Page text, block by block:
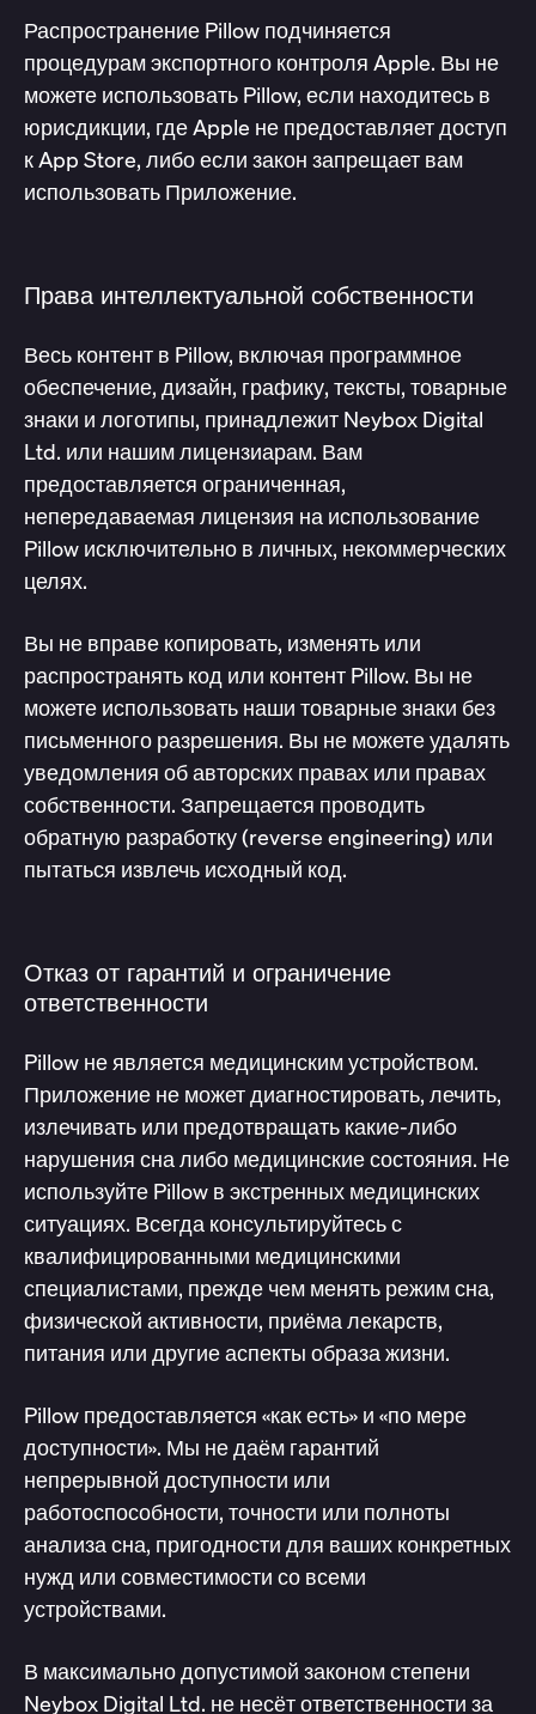
Распространение Pillow подчиняется
процедурам экспортного контроля Apple. Вы не
можете использовать Pillow, если находитесь в
юрисдикции, где Apple не предоставляет доступ
к App Store, либо если закон запрещает вам
использовать Приложение.
Права интеллектуальной собственности
Весь контент в Pillow, включая программное
обеспечение, дизайн, графику, тексты, товарные
знаки и логотипы, принадлежит Neybox Digital
Ltd. или нашим лицензиарам. Вам
предоставляется ограниченная,
непередаваемая лицензия на использование
Pillow исключительно в личных, некоммерческих
целях.
Вы не вправе копировать, изменять или
распространять код или контент Pillow. Вы не
можете использовать наши товарные знаки без
письменного разрешения. Вы не можете удалять
уведомления об авторских правах или правах
собственности. Запрещается проводить
обратную разработку (reverse engineering) или
пытаться извлечь исходный код.
Отказ от гарантий и ограничение
ответственности
Pillow не является медицинским устройством.
Приложение не может диагностировать, лечить,
излечивать или предотвращать какие-либо
нарушения сна либо медицинские состояния. Не
используйте Pillow в экстренных медицинских
ситуациях. Всегда консультируйтесь с
квалифицированными медицинскими
специалистами, прежде чем менять режим сна,
физической активности, приёма лекарств,
питания или другие аспекты образа жизни.
Pillow предоставляется «как есть» и «по мере
доступности». Мы не даём гарантий
непрерывной доступности или
работоспособности, точности или полноты
анализа сна, пригодности для ваших конкретных
нужд или совместимости со всеми
устройствами.
В максимально допустимой законом степени
Neybox Digital Ltd. не несёт ответственности за